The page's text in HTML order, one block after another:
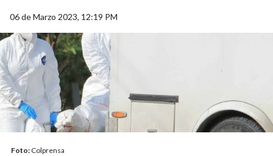
06 de Marzo 2023, 12:19 PM
Foto: Colprensa